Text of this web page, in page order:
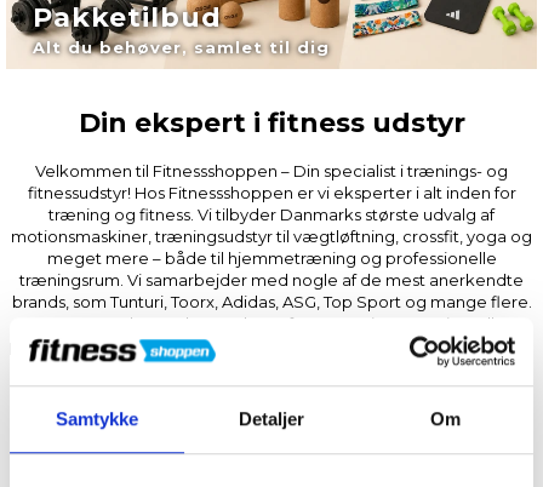
Samtykke Detaljer Om
Pakketilbud
Alt du behøver, samlet til dig
Din ekspert i fitness udstyr
Velkommen til Fitnessshoppen – Din specialist i trænings- og
fitnessudstyr! Hos Fitnessshoppen er vi eksperter i alt inden for
træning og fitness. Vi tilbyder Danmarks største udvalg af
motionsmaskiner, træningsudstyr til vægtløftning, crossfit, yoga og
meget mere – både til hjemmetræning og professionelle
træningsrum. Vi samarbejder med nogle af de mest anerkendte
brands, som Tunturi, Toorx, Adidas, ASG, Top Sport og mange flere.
Uanset om du er nybegynder, erfaren træningsentusiast eller
professionel, finder du alt det nødvendige udstyr til at optimere din
træning – fra cardio- og træningsmaskiner til funktionelt
træningsudstyr og tilbehør. Vi er her for at hjælpe dig med at finde
det helt rigtige udstyr, så du kan træne effektivt og opnå dine
fitness-mål. Fitnessshoppen – Når kun det bedste udstyr er godt
nok!